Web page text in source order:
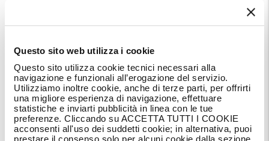
Questo sito web utilizza i cookie
Questo sito utilizza cookie tecnici necessari alla
navigazione e funzionali all’erogazione del servizio.
Utilizziamo inoltre cookie, anche di terze parti, per offrirti
una migliore esperienza di navigazione, effettuare
statistiche e inviarti pubblicità in linea con le tue
preferenze. Cliccando su ACCETTA TUTTI I COOKIE
acconsenti all'uso dei suddetti cookie; in alternativa, puoi
I fattori e i rischi ESG correlati nella
politica degli investimenti
responsabili di Gruppo
La Politica degli investimenti responsabili di Gruppo formalizza
gli impegni nell’integrazione e valutazione dei fattori ESG nella
gestione degli investimenti, al fine di integrare l’analisi
finanziaria con informazioni di carattere ambientale, sociale e di